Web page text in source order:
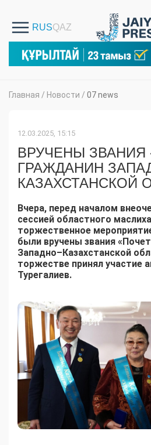
Главная / Новости / 07 news
12.03.2025, 15:15
ВРУЧЕНЫ
ГРАЖДАНИН
КАЗАХСТАНСКОЙ
Вчера, перед началом
сессией областного
торжественное
были вручены звания
Западно–Казахстанской
торжестве принял участие
Турегалиев.